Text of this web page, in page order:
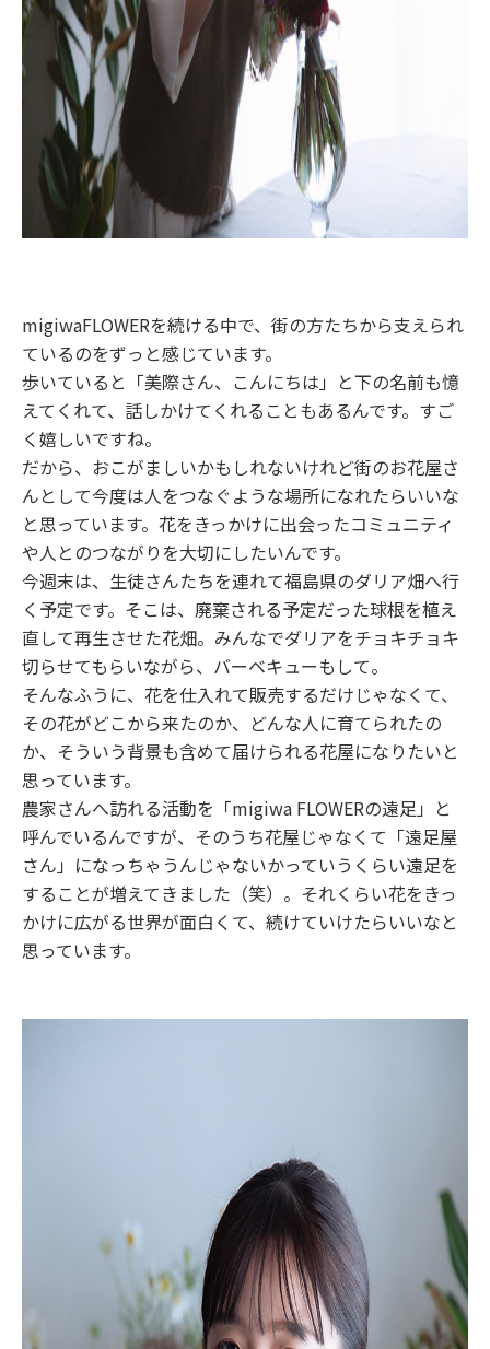
migiwaFLOWERを続ける中で、街の方たちから支えられ
ているのをずっと感じています。
歩いていると「美際さん、こんにちは」と下の名前も憶
えてくれて、話しかけてくれることもあるんです。すご
く嬉しいですね。
だから、おこがましいかもしれないけれど街のお花屋さ
んとして今度は人をつなぐような場所になれたらいいな
と思っています。花をきっかけに出会ったコミュニティ
や人とのつながりを大切にしたいんです。
今週末は、生徒さんたちを連れて福島県のダリア畑へ行
く予定です。そこは、廃棄される予定だった球根を植え
直して再生させた花畑。みんなでダリアをチョキチョキ
切らせてもらいながら、バーベキューもして。
そんなふうに、花を仕入れて販売するだけじゃなくて、
その花がどこから来たのか、どんな人に育てられたの
か、そういう背景も含めて届けられる花屋になりたいと
思っています。
農家さんへ訪れる活動を「migiwa FLOWERの遠足」と
呼んでいるんですが、そのうち花屋じゃなくて「遠足屋
さん」になっちゃうんじゃないかっていうくらい遠足を
することが増えてきました（笑）。それくらい花をきっ
かけに広がる世界が面白くて、続けていけたらいいなと
思っています。